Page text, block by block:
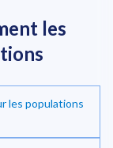
les
les populations